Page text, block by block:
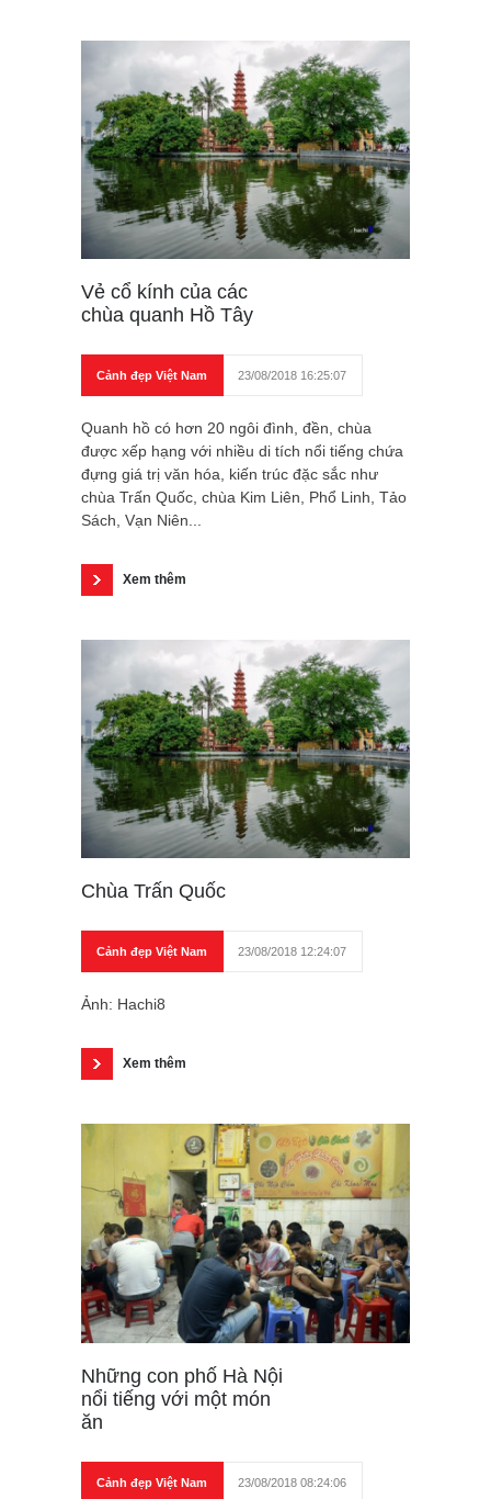
Vẻ cổ kính của các
chùa quanh Hồ Tây
Cảnh đẹp Việt Nam 23/08/2018 16:25:07
Quanh hồ có hơn 20 ngôi đình, đền, chùa
được xếp hạng với nhiều di tích nổi tiếng chứa
đựng giá trị văn hóa, kiến trúc đặc sắc như
chùa Trấn Quốc, chùa Kim Liên, Phổ Linh, Tảo
Sách, Vạn Niên...
Xem thêm
Chùa Trấn Quốc
Cảnh đẹp Việt Nam 23/08/2018 12:24:07
Ảnh: Hachi8
Xem thêm
Những con phố Hà Nội
nổi tiếng với một món
ăn
Cảnh đẹp Việt Nam 23/08/2018 08:24:06